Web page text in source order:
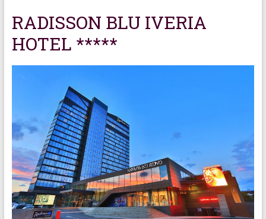
RADISSON BLU IVERIA
HOTEL *****